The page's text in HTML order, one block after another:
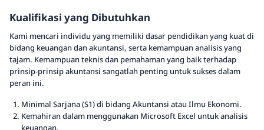
Kualifikasi yang Dibutuhkan
Kami mencari individu yang memiliki dasar pendidikan yang kuat di
bidang keuangan dan akuntansi, serta kemampuan analisis yang
tajam. Kemampuan teknis dan pemahaman yang baik terhadap
prinsip-prinsip akuntansi sangatlah penting untuk sukses dalam
peran ini.
Minimal Sarjana (S1) di bidang Akuntansi atau Ilmu Ekonomi.
Kemahiran dalam menggunakan Microsoft Excel untuk analisis
keuangan.